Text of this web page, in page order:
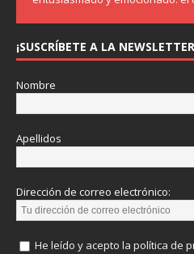
¡SUSCRÍBETE A LA
Nombre
Apellidos
Dirección de correo electrónico:
He leído y acepto la política de